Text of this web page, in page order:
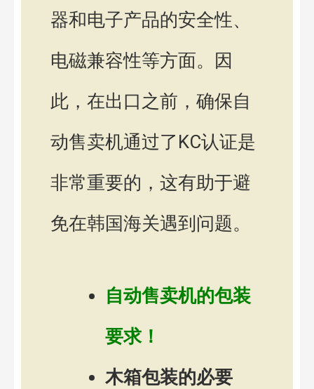
器和电子产品的安全性、
电磁兼容性等方面。因
此，在出口之前，确保自
动售卖机通过了KC认证是
非常重要的，这有助于避
免在韩国海关遇到问题。
自动售卖机的包装
要求！
木箱包装的必要